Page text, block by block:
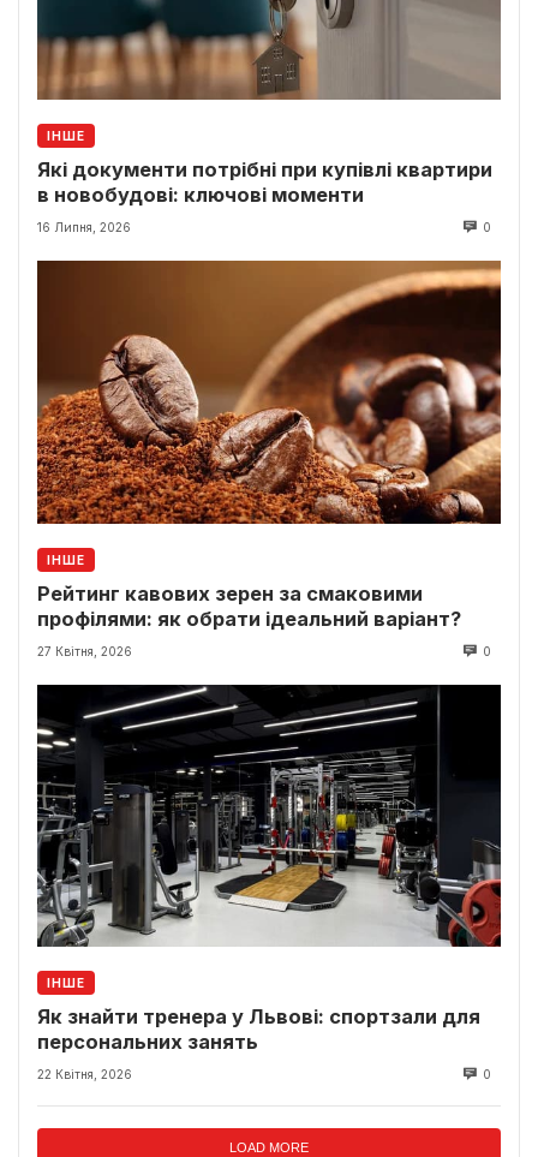
ІНШЕ
Які документи потрібні при купівлі квартири
в новобудові: ключові моменти
16 Липня, 2026 0
ІНШЕ
Рейтинг кавових зерен за смаковими
профілями: як обрати ідеальний варіант?
27 Квітня, 2026 0
ІНШЕ
Як знайти тренера у Львові: спортзали для
персональних занять
22 Квітня, 2026 0
LOAD MORE